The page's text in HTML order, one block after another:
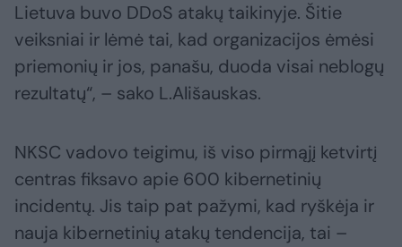
Lietuva buvo DDoS atakų taikinyje. Šitie
veiksniai ir lėmė tai, kad organizacijos ėmėsi
priemonių ir jos, panašu, duoda visai neblogų
rezultatų“, – sako L.Ališauskas.
NKSC vadovo teigimu, iš viso pirmąjį ketvirtį
centras fiksavo apie 600 kibernetinių
incidentų. Jis taip pat pažymi, kad ryškėja ir
nauja kibernetinių atakų tendencija, tai –